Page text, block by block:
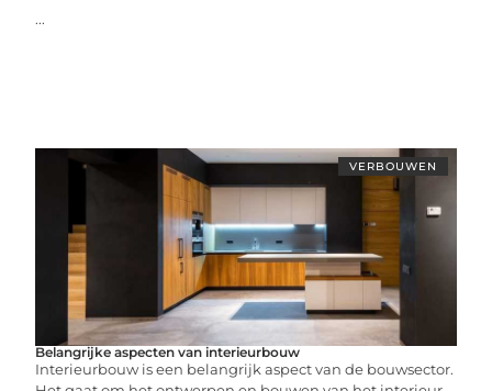
...
VERBOUWEN
Belangrijke aspecten van interieurbouw
Interieurbouw is een belangrijk aspect van de bouwsector.